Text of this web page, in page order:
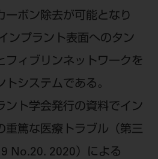
ーボン除去が可能となり
ンプラント表面へのタン
フィブリンネットワークを
システムである。
ント学会発行の資料でイン
重篤な医療トラブル（第三
No.20. 2020）による
プ